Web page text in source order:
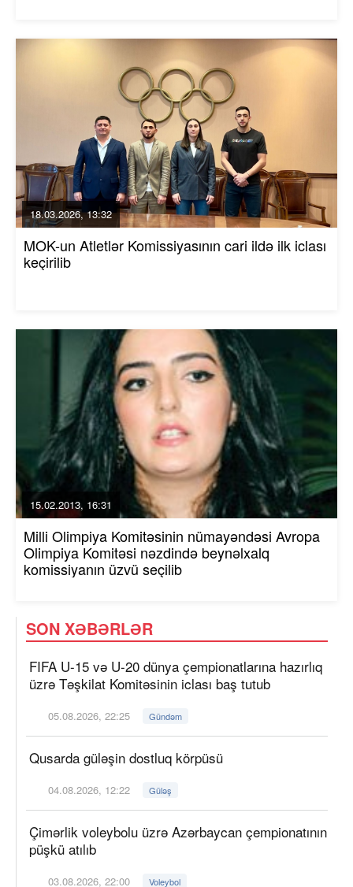
18.03.2026, 13:32
MOK-un Atletlər Komissiyasının cari ildə ilk iclası
keçirilib
15.02.2013, 16:31
Milli Olimpiya Komitəsinin nümayəndəsi Avropa
Olimpiya Komitəsi nəzdində beynəlxalq
komissiyanın üzvü seçilib
SON XƏBƏRLƏR
FIFA U-15 və U-20 dünya çempionatlarına hazırlıq
üzrə Təşkilat Komitəsinin iclası baş tutub
05.08.2026, 22:25 Gündəm
Qusarda güləşin dostluq körpüsü
04.08.2026, 12:22 Güləş
Çimərlik voleybolu üzrə Azərbaycan çempionatının
püşkü atılıb
03.08.2026, 22:00 Voleybol